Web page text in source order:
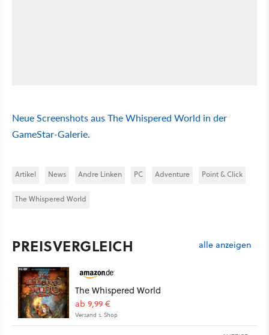
Neue Screenshots aus The Whispered World in der
GameStar-Galerie.
Artikel News Andre Linken PC Adventure Point & Click
The Whispered World
PREISVERGLEICH alle anzeigen
The Whispered World
ab 9,99 €
Versand s. Shop